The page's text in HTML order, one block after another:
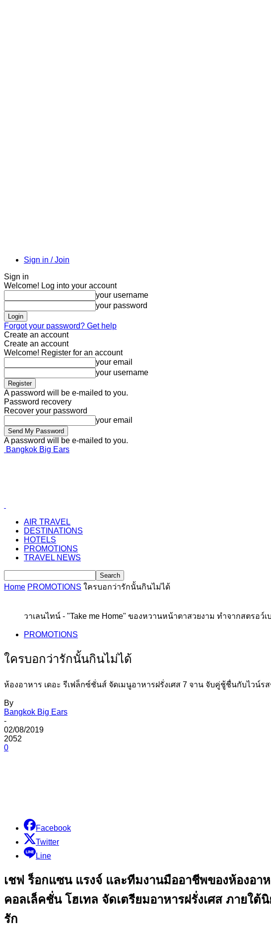
Sign in / Join
Sign in
Welcome! Log into your account
your username
your password
Forgot your password? Get help
Create an account
Create an account
Welcome! Register for an account
your email
your username
A password will be e-mailed to you.
Password recovery
Recover your password
your email
A password will be e-mailed to you.
Bangkok Big Ears
AIR TRAVEL
DESTINATIONS
HOTELS
PROMOTIONS
TRAVEL NEWS
Home PROMOTIONS ใครบอกว่ารักนั้นกินไม่ได้
วาเลนไทน์ - "Take me Home" ของหวานหน้าตาสวยงาม ทำจากสตรอว์
PROMOTIONS
ใครบอกว่ารักนั้นกินไม่ได้
ห้องอาหาร เดอะ รีเฟล็กซ์ชั่นส์ จัดเมนูอาหารฝรั่งเศส 7 จาน จับคู่ชู้ชื่นกับไวน์
By
Bangkok Big Ears
-
02/08/2019
2052
0
Facebook
Twitter
Line
เชฟ ร็อกแซน แรงจ์ และทีมงานมืออาชีพของห้องอา
คอลเล็คชั่น โฮเทล จัดเตรียมอาหารฝรั่งเศส ภายใ
รัก